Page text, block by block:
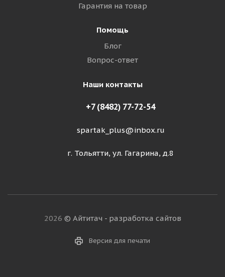
Гарантия на товар
Помощь
Блог
Вопрос-ответ
Наши контакты
+7 (8482) 77-72-54
spartak_plus@inbox.ru
г. Тольятти, ул. Гагарина, д.8
2026 © Айтитач - разработка сайтов
Версия для печати